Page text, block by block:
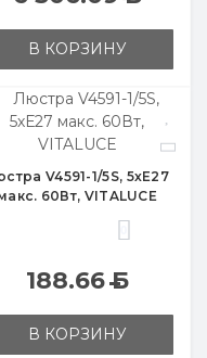
В КОРЗИНУ
V4591-1/5S, 5хЕ27
60Вт, VITALUCE
188.66Б
В КОРЗИНУ